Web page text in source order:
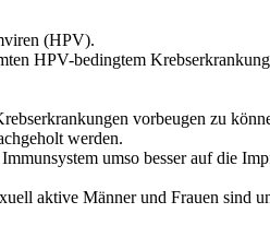
(HPV).
HPV-bedingtem
vorbeugen zu
werden.
umso besser auf die
aktive Männer und Frauen sind